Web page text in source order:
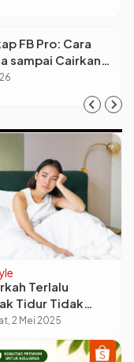
FB Pro: Cara
sampai Cairkan
Terlalu
Tidur Tidak
Ini Dampak Tidur
bagi
2 Mei 2025